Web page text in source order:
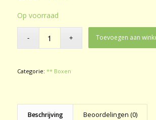
was:
Op voorraad
Toevoegen aan
Categorie: ** Boxen
Beschrijving Beoordelingen (0)